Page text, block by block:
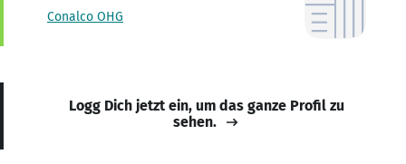
Conalco OHG
Logg Dich jetzt ein, um das ganze Profil zu
sehen.